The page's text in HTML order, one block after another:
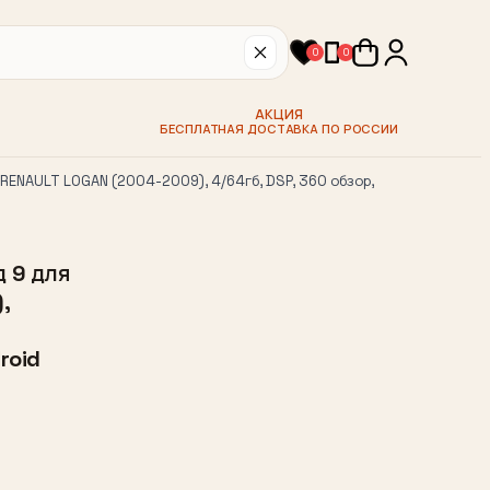
0 0
АКЦИЯ
БЕСПЛАТНАЯ ДОСТАВКА ПО РОССИИ
LOGAN (2004-2009), 4/64гб, DSP, 360 обзор,
9 для